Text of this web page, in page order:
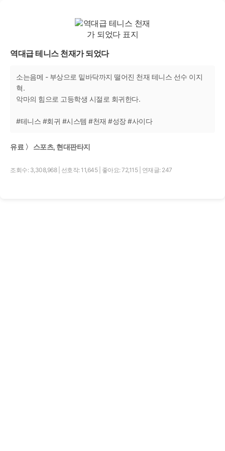
역대급 테니스 천재가 되었다
소는음메 - 부상으로 밑바닥까지 떨어진 천재 테니스 선수 이지
혁.
악마의 힘으로 고등학생 시절로 회귀한다.
#테니스 #회귀 #시스템 #천재 #성장 #사이다
유료 〉 스포츠, 현대판타지
조회수: 3,308,968 선호작: 11,645 좋아요: 72,115 연재글: 247